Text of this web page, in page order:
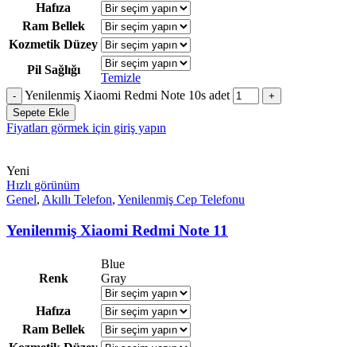
Hafıza
Ram Bellek
Kozmetik Düzey
Pil Sağlığı
Temizle
Yenilenmiş Xiaomi Redmi Note 10s adet
Sepete Ekle
Fiyatları görmek için giriş yapın
Yeni
Hızlı görünüm
Genel, Akıllı Telefon, Yenilenmiş Cep Telefonu
Yenilenmiş Xiaomi Redmi Note 11
Renk
Blue
Gray
Hafıza
Ram Bellek